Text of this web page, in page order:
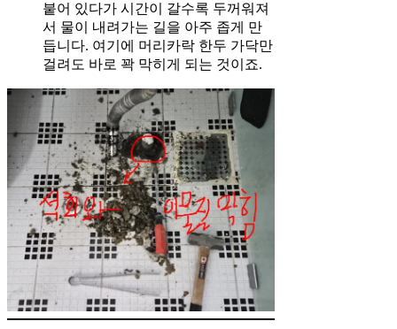
붙어 있다가 시간이 갈수록 두꺼워져
서 물이 내려가는 길을 아주 좁게 만
듭니다. 여기에 머리카락 한두 가닥만
걸려도 바로 꽉 막히게 되는 것이죠.